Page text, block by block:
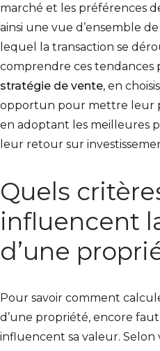
marché et les préférences
ainsi une vue d’ensemble
lequel la transaction se
comprendre ces tendances
stratégie de vente, en
opportun pour mettre leur
en adoptant les meilleures
leur retour sur
Quels
influencent
d’une
Pour savoir comment
d’une propriété, encore
influencent sa valeur. Selon